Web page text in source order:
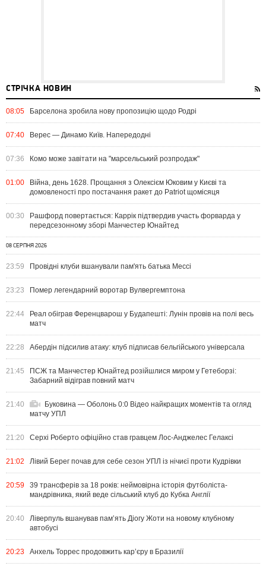
СТРІЧКА НОВИН
08:05 Барселона зробила нову пропозицію щодо Родрі
07:40 Верес — Динамо Київ. Напередодні
07:36 Комо може завітати на "марсельський розпродаж"
01:00
Війна, день 1628. Прощання з Олексієм Юковим у Києві та
домовленості про постачання ракет до Patriot щомісяця
00:30
Рашфорд повертається: Каррік підтвердив участь форварда у
передсезонному зборі Манчестер Юнайтед
08 СЕРПНЯ 2026
23:59 Провідні клуби вшанували пам'ять батька Мессі
23:23 Помер легендарний воротар Вулвергемптона
22:44
Реал обіграв Ференцварош у Будапешті: Лунін провів на полі весь
матч
22:28 Абердін підсилив атаку: клуб підписав бельгійського універсала
21:45
ПСЖ та Манчестер Юнайтед розійшлися миром у Гетеборзі:
Забарний відіграв повний матч
21:40
Буковина — Оболонь 0:0 Відео найкращих моментів та огляд
матчу УПЛ
21:20 Серхі Роберто офіційно став гравцем Лос-Анджелес Гелаксі
21:02 Лівий Берег почав для себе сезон УПЛ із нічиєї проти Кудрівки
20:59
39 трансферів за 18 років: неймовірна історія футболіста-
мандрівника, який веде сільський клуб до Кубка Англії
20:40
Ліверпуль вшанував пам’ять Діогу Жоти на новому клубному
автобусі
20:23 Анхель Торрес продовжить кар’єру в Бразилії